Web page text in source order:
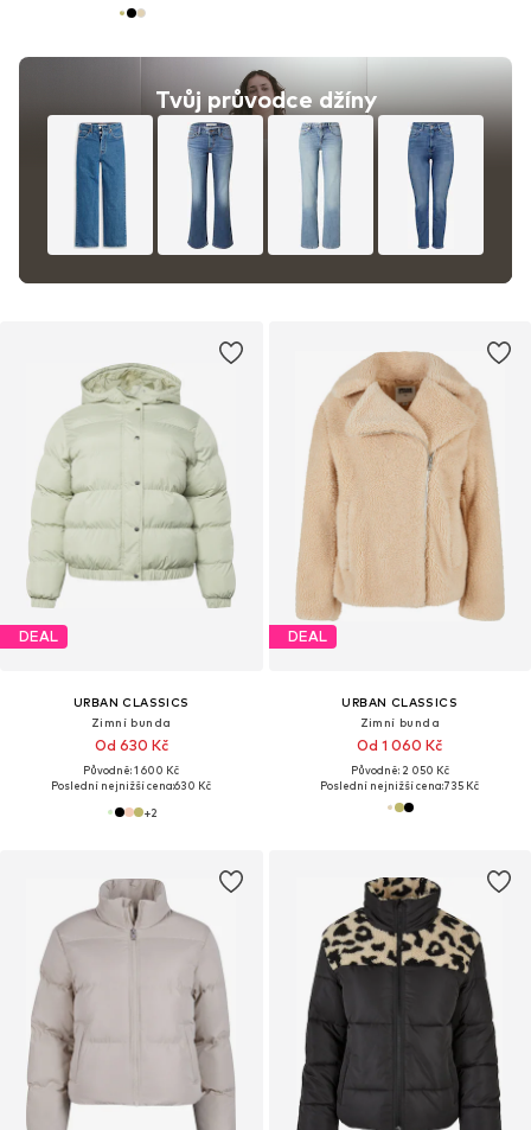
Tvůj průvodce džíny
DEAL
URBAN CLASSICS
Zimní bunda
Od 630 Kč
Původně: 1 600 Kč
Poslední nejnižší cena:630 Kč
+2
DEAL
URBAN CLASSICS
Zimní bunda
Od 1 060 Kč
Původně: 2 050 Kč
Poslední nejnižší cena:735 Kč